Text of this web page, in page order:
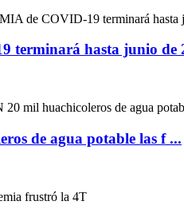
terminará hasta junio de
de agua potable las f ...